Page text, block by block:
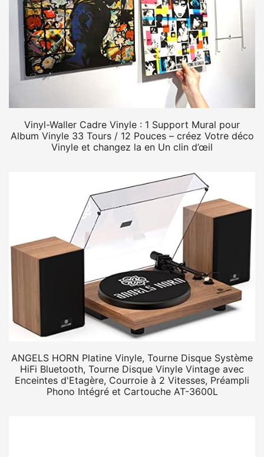
Vinyl-Waller Cadre Vinyle : 1 Support Mural pour
Album Vinyle 33 Tours / 12 Pouces – créez Votre déco
Vinyle et changez la en Un clin d’œil
ANGELS HORN Platine Vinyle, Tourne Disque Système
HiFi Bluetooth, Tourne Disque Vinyle Vintage avec
Enceintes d'Etagère, Courroie à 2 Vitesses, Préampli
Phono Intégré et Cartouche AT-3600L